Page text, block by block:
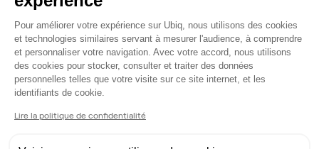
Rue de Richelieu, Paris 2
Plateforme de Gestion du
Pour améliorer votre expérience sur Ubiq, nous utilisons des cookies
et technologies similaires servant à mesurer l'audience, à comprendre
et personnaliser votre navigation. Avec votre accord, nous utilisons
des cookies pour stocker, consulter et traiter des données
personnelles telles que votre visite sur ce site internet, et les
identifiants de cookie.
Lire la politique de confidentialité